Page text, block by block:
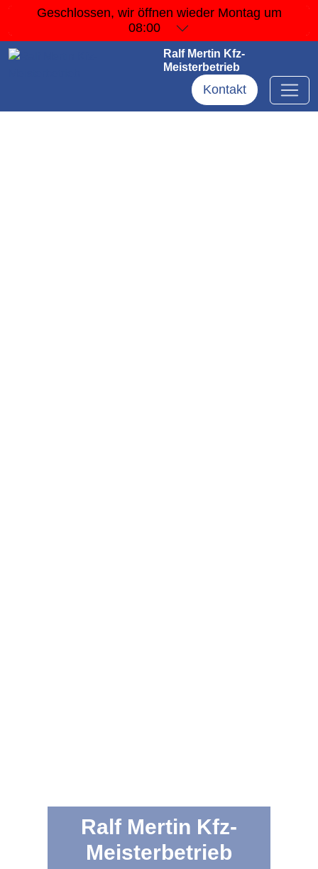
Geschlossen, wir öffnen wieder Montag um
08:00
Ralf Mertin Kfz-
Meisterbetrieb
Kontakt
Ralf Mertin Kfz-
Meisterbetrieb